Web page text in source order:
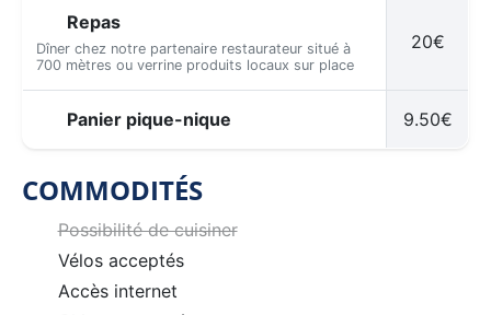
Repas
Dîner chez notre partenaire restaurateur situé à
700 mètres ou verrine produits locaux sur place
20€
Panier pique-nique 9.50€
COMMODITÉS
Possibilité de cuisiner
Vélos acceptés
Accès internet